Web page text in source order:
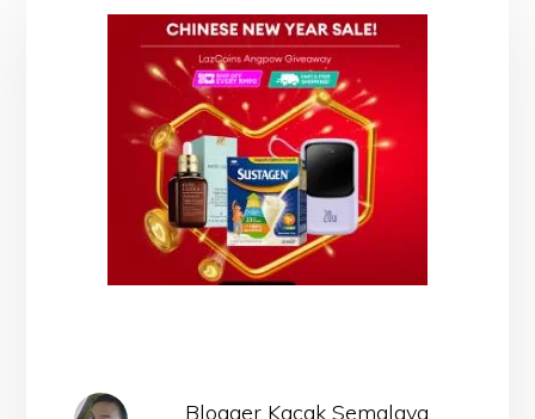
Blogger Kacak Semalaya.